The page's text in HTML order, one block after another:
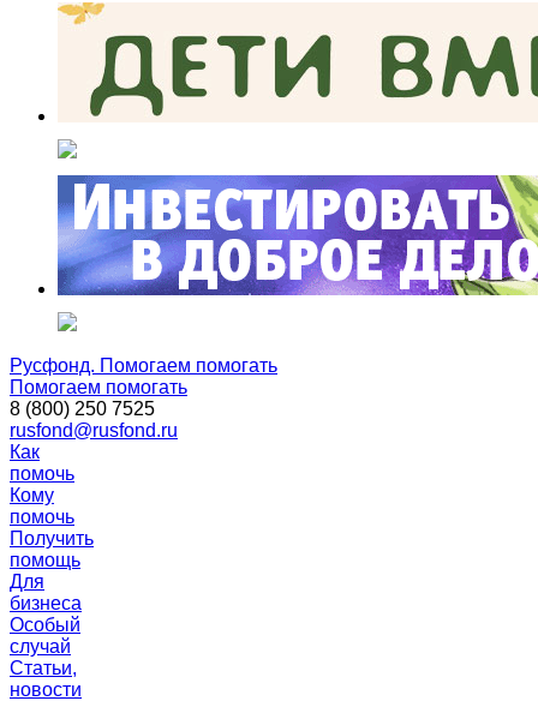
Русфонд. Помогаем помогать
Помогаем помогать
8 (800) 250 7525
rusfond@rusfond.ru
Как
помочь
Кому
помочь
Получить
помощь
Для
бизнеса
Особый
случай
Статьи,
новости